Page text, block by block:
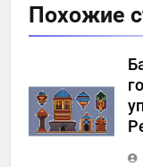
Похожие